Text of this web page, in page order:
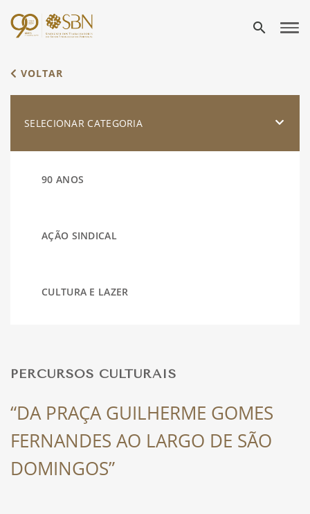
search
VOLTAR
SELECIONAR CATEGORIA
90 ANOS
AÇÃO SINDICAL
CULTURA E LAZER
FÉRIAS
SAÚDE
PERCURSOS CULTURAIS
“DA PRAÇA GUILHERME GOMES
FERNANDES AO LARGO DE SÃO
DOMINGOS”